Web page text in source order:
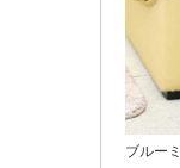
ブルー